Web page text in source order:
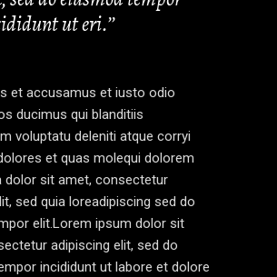
ut eri.’’
et accusamus et iusto odio
ducimus qui blanditiis
voluptatu deleniti atque corryi
et quas molequi dolorem
dolor sit amet, consectetur
sed quia loreadipiscing sed do
elit.Lorem ipsum dolor sit
adipiscing elit, sed do
incididunt ut labore et dolore